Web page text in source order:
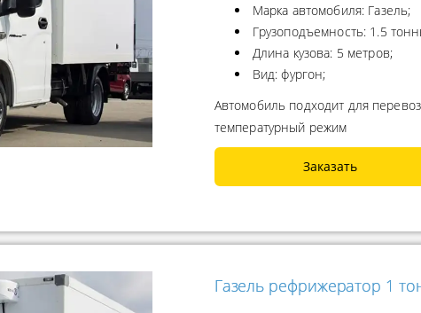
Марка автомобиля: Газель;
Грузоподъемность: 1.5
Длина кузова: 5 метров;
Вид: фургон;
Автомобиль подходит для
температурный режим
Заказать
Газель рефрижератор 1